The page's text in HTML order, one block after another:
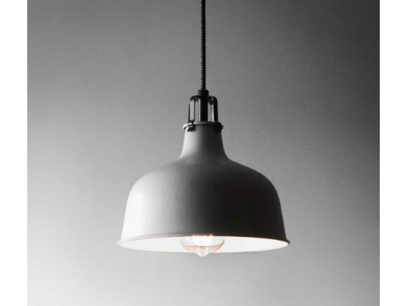
IN DEN WARENKORB
/